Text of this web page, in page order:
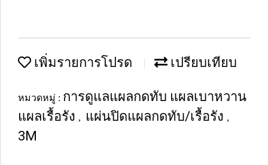
เพิ่มรายการโปรด เปรียบเทียบ
หมวดหมู่ : การดูแลแผลกดทับ แผลเบาหวาน
แผลเรื้อรัง , แผ่นปิดแผลกดทับ/เรื้อรัง ,
3M